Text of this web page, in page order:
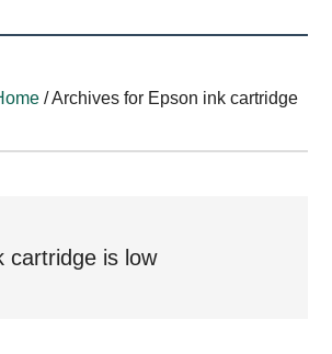
/Archives for Epson ink cartridge
cartridge is low